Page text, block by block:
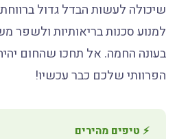
שיכולה לעשות הבדל גדול
למנוע סכנות בריאותיות ולשפר
בעונה החמה. אל תחכו שהחום
הפרוותי שלכם כבר עכשיו!
⚡ טיפים מהירים